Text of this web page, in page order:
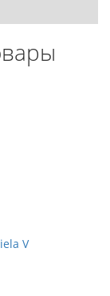
V